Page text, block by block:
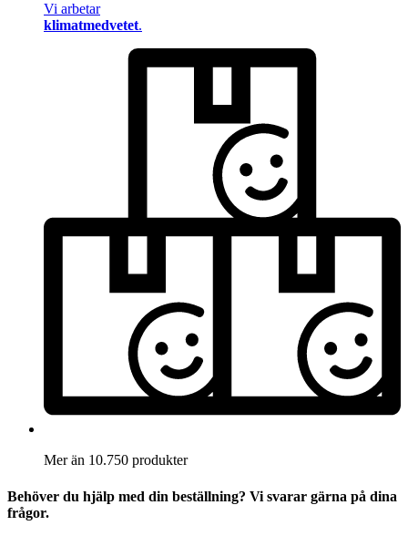
Vi arbetar
klimatmedvetet.
Mer än 10.750 produkter
Behöver du hjälp med din beställning? Vi svarar gärna på dina
frågor.